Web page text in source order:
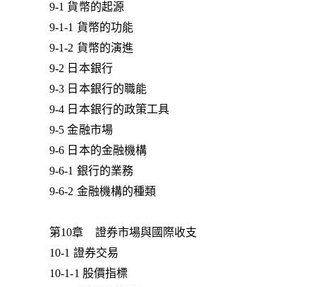
9-1 貨幣的起源
9-1-1 貨幣的功能
9-1-2 貨幣的演進
9-2 日本銀行
9-3 日本銀行的職能
9-4 日本銀行的政策工具
9-5 金融市場
9-6 日本的金融機構
9-6-1 銀行的業務
9-6-2 金融機構的種類
第10章 證券市場與國際收支
10-1 證券交易
10-1-1 股價指標